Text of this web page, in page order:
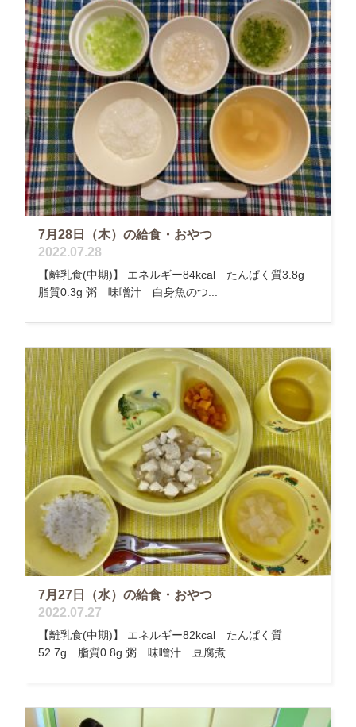
7月28日（木）の給食・おやつ
2022.07.28
【離乳食(中期)】 エネルギー84kcal たんぱく質3.8g
脂質0.3g 粥 味噌汁 白身魚のつ...
7月27日（水）の給食・おやつ
2022.07.27
【離乳食(中期)】 エネルギー82kcal たんぱく質
52.7g 脂質0.8g 粥 味噌汁 豆腐煮 ...